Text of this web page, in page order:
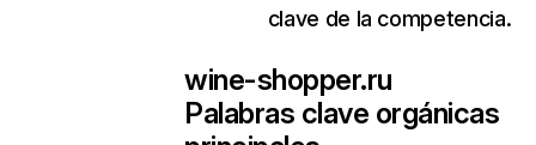
clave de la competencia.
wine-shopper.ru
Palabras clave orgánicas